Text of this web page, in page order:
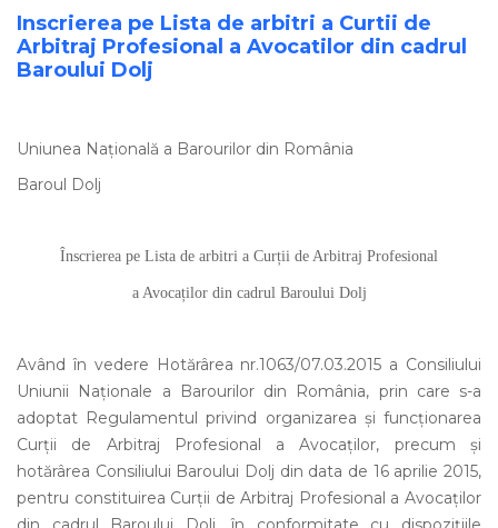
Inscrierea pe Lista de arbitri a Curtii de
Arbitraj Profesional a Avocatilor din cadrul
Baroului Dolj
Uniunea Națională a Barourilor din România
Baroul Dolj
Înscrierea pe Lista de arbitri a Curții de Arbitraj Profesional
a Avocaților din cadrul Baroului Dolj
Având în vedere Hotărârea nr.1063/07.03.2015 a Consiliului
Uniunii Naționale a Barourilor din România, prin care s-a
adoptat Regulamentul privind organizarea și funcționarea
Curții de Arbitraj Profesional a Avocaților, precum și
hotărârea Consiliului Baroului Dolj din data de 16 aprilie 2015,
pentru constituirea Curții de Arbitraj Profesional a Avocaților